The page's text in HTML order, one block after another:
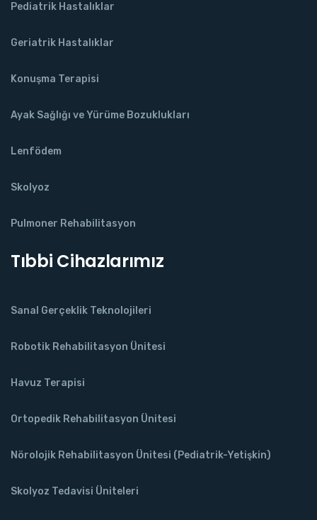
Pediatrik Hastalıklar
Geriatrik Hastalıklar
Konuşma Terapisi
Ayak Sağlığı ve Yürüme Bozuklukları
Lenfödem
Skolyoz
Pulmoner Rehabilitasyon
Tıbbi Cihazlarımız
Sanal Gerçeklik Teknolojileri
Robotik Rehabilitasyon Ünitesi
Havuz Terapisi
Ortopedik Rehabilitasyon Ünitesi
Nörolojik Rehabilitasyon Ünitesi (Pediatrik-Yetişkin)
Skolyoz Tedavisi Üniteleri